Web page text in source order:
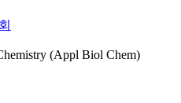
(Appl Biol Chem)